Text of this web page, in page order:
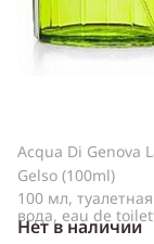
Acqua Di Genova
Gelso (100ml)
100 мл, туалетная
вода, eau de
Нет в наличии